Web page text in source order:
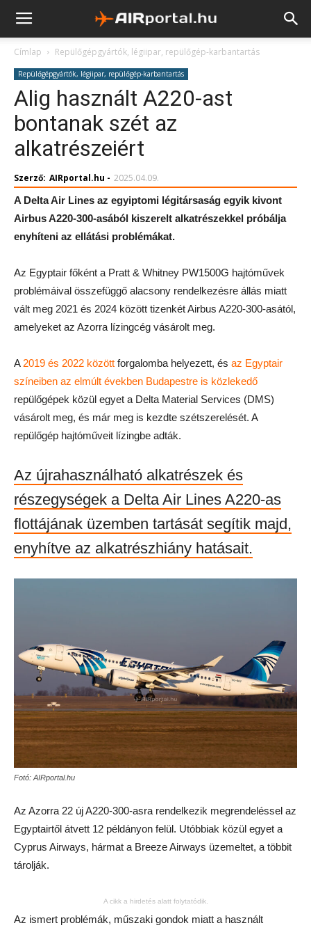
Címlap Repülőgépgyártók, légiipar, repülőgép-karbantartás
Repülőgépgyártók, légiipar, repülőgép-karbantartás
Alig használt A220-ast
bontanak szét az
alkatrészeiért
Szerző: AIRportal.hu - 2025.04.09.
A Delta Air Lines az egyiptomi légitársaság egyik kivont
Airbus A220-300-asából kiszerelt alkatrészekkel próbálja
enyhíteni az ellátási problémákat.
Az Egyptair főként a Pratt & Whitney PW1500G hajtóművek
problémáival összefüggő alacsony rendelkezésre állás miatt
vált meg 2021 és 2024 között tizenkét Airbus A220-300-asától,
amelyeket az Azorra lízingcég vásárolt meg.
A 2019 és 2022 között forgalomba helyezett, és az Egyptair
színeiben az elmúlt években Budapestre is közlekedő
repülőgépek közül egyet a Delta Material Services (DMS)
vásárolt meg, és már meg is kezdte szétszerelését. A
repülőgép hajtóműveit lízingbe adták.
Az újrahasználható alkatrészek és
részegységek a Delta Air Lines A220-as
flottájának üzemben tartását segítik majd,
enyhítve az alkatrészhiány hatásait.
Fotó: AIRportal.hu
Az Azorra 22 új A220-300-asra rendelkezik megrendeléssel az
Egyptairtől átvett 12 példányon felül. Utóbbiak közül egyet a
Cyprus Airways, hármat a Breeze Airways üzemeltet, a többit
tárolják.
A cikk a hirdetés alatt folytatódik.
Az ismert problémák, műszaki gondok miatt a használt